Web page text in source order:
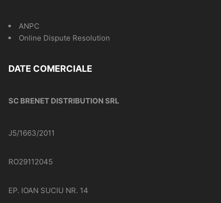
ANPC
Online Dispute Resolution
DATE COMERCIALE
SC BRENET DISTRIBUTION SRL
J5/1663/2011
RO29112045
EP. IOAN SUCIU NR. 14